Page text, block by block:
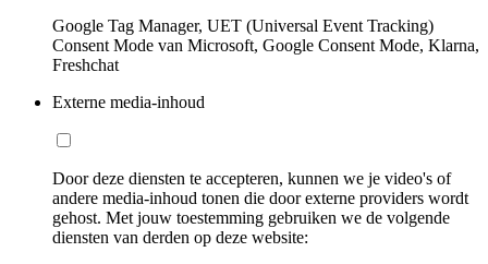
Google Tag Manager, UET (Universal Event Tracking)
Consent Mode van Microsoft, Google Consent Mode, Klarna,
Freshchat
Externe media-inhoud
Door deze diensten te accepteren, kunnen we je video's of
andere media-inhoud tonen die door externe providers wordt
gehost. Met jouw toestemming gebruiken we de volgende
diensten van derden op deze website: